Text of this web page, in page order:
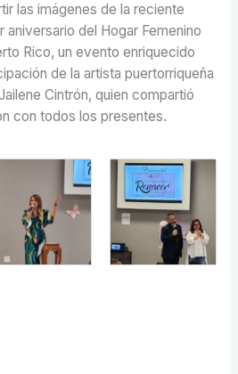
las imágenes de la reciente
aniversario del Hogar Femenino
Rico, un evento enriquecido
de la artista puertorriqueña
Cintrón, quien compartió
con todos los presentes.